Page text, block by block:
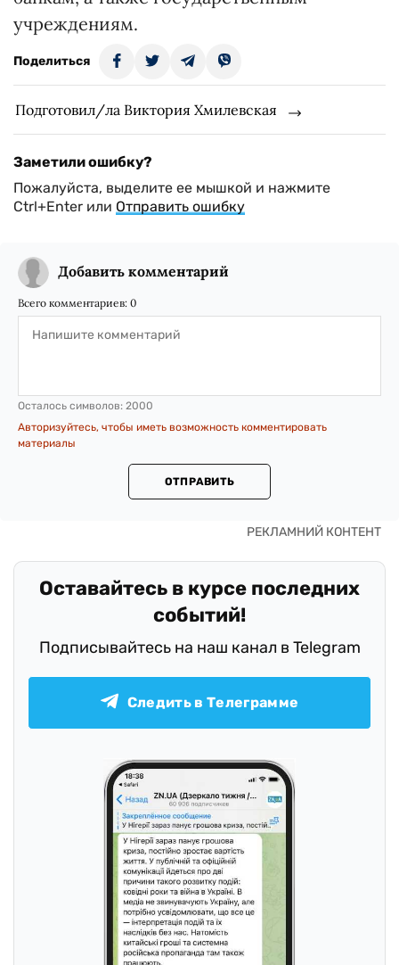
учреждениям.
Поделиться
Подготовил/ла Виктория Хмилевская
Заметили ошибку?
Пожалуйста, выделите ее мышкой и нажмите
Ctrl+Enter или Отправить ошибку
Добавить комментарий
Всего комментариев: 0
Осталось символов: 2000
Авторизуйтесь, чтобы иметь возможность комментировать
материалы
ОТПРАВИТЬ
Оставайтесь в курсе последних
событий!
Подписывайтесь на наш канал в Telegram
Следить в Телеграмме